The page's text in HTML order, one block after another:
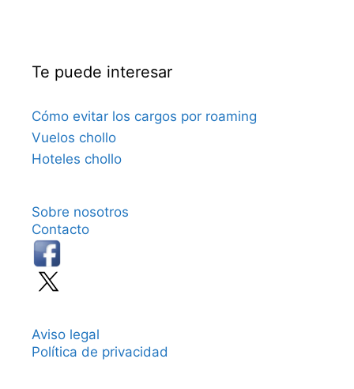
Te puede interesar
Cómo evitar los cargos por roaming
Vuelos chollo
Hoteles chollo
Sobre nosotros
Contacto
Aviso legal
Política de privacidad